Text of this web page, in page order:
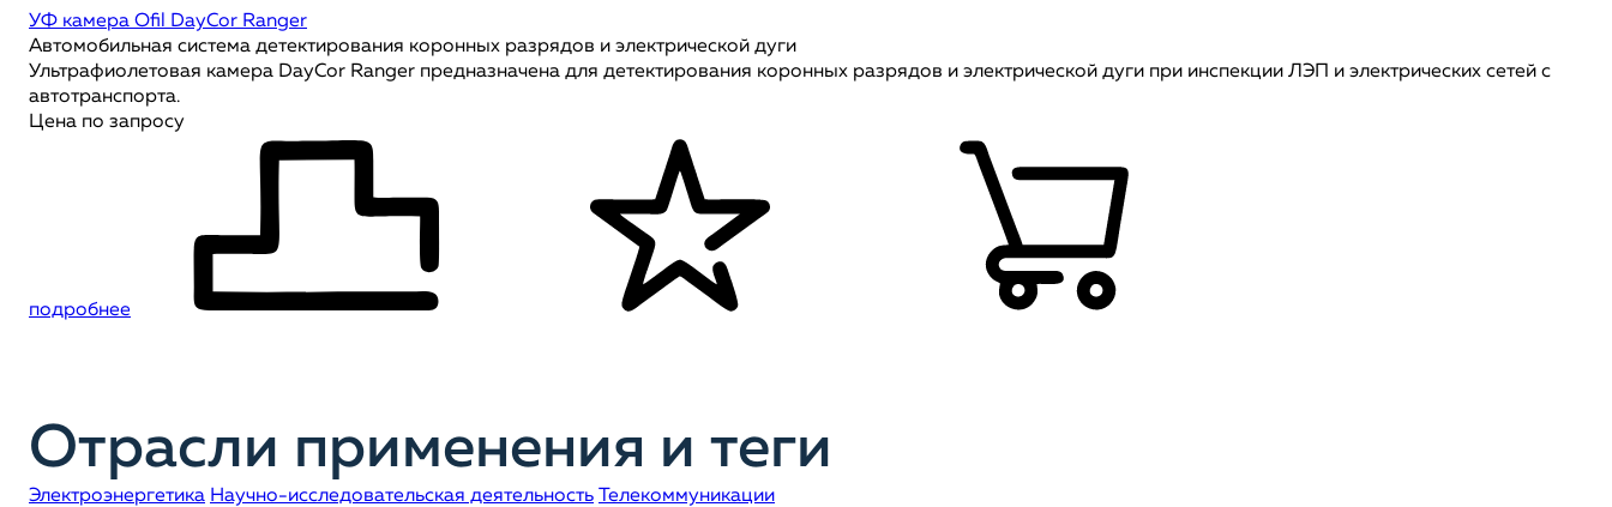
УФ камера Ofil DayCor Ranger
Автомобильная система детектирования коронных разрядов и электрической дуги
Ультрафиолетовая камера DayCor Ranger предназначена для детектирования коронных разрядов и электрической дуги при инспекции ЛЭП и электрических сетей с
автотранспорта.
Цена по запросу
подробнее
Отрасли применения и теги
Электроэнергетика Научно-исследовательская деятельность Телекоммуникации